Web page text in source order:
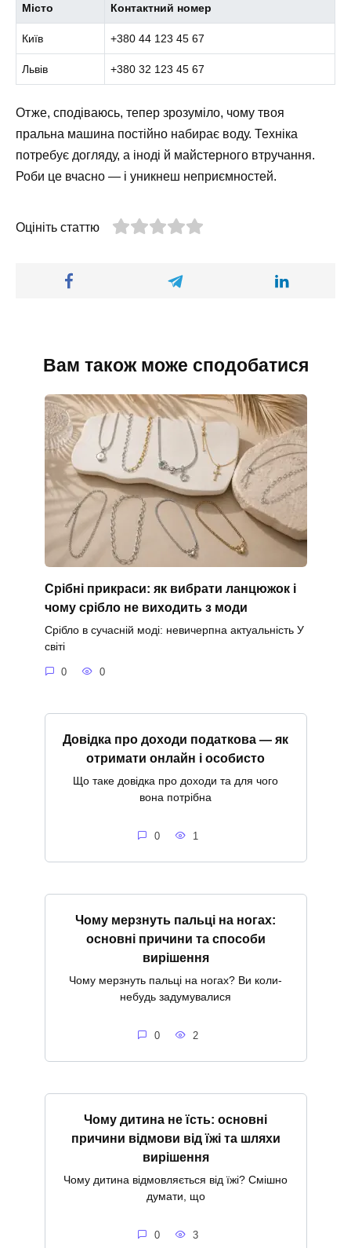
Місто Контактний номер
Київ +380 44 123 45 67
Львів +380 32 123 45 67
Отже, сподіваюсь, тепер зрозуміло, чому твоя
пральна машина постійно набирає воду. Техніка
потребує догляду, а іноді й майстерного втручання.
Роби це вчасно — і уникнеш неприємностей.
Оцініть статтю
Вам також може сподобатися
Срібні прикраси: як вибрати ланцюжок і
чому срібло не виходить з моди
Срібло в сучасній моді: невичерпна актуальність У
світі
0 0
Довідка про доходи податкова — як
отримати онлайн і особисто
Що таке довідка про доходи та для чого
вона потрібна
0 1
Чому мерзнуть пальці на ногах:
основні причини та способи
вирішення
Чому мерзнуть пальці на ногах? Ви коли-
небудь задумувалися
0 2
Чому дитина не їсть: основні
причини відмови від їжі та шляхи
вирішення
Чому дитина відмовляється від їжі? Смішно
думати, що
0 3